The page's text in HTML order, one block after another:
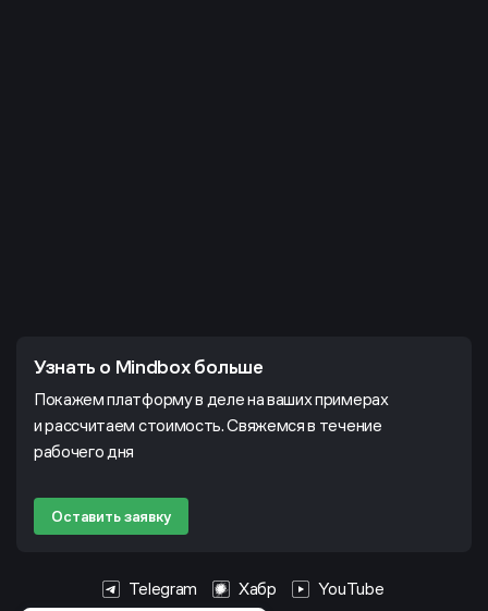
Узнать о Mindbox больше
Покажем платформу в деле на ваших примерах
и рассчитаем стоимость. Свяжемся в течение
рабочего дня
Оставить заявку
Telegram Хабр
YouTube